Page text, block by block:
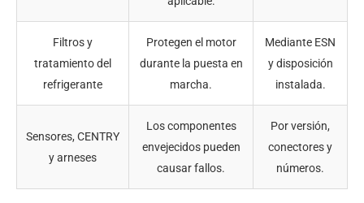
Filtros y
tratamiento del
refrigerante
Protegen el motor
durante la puesta en
marcha.
Mediante ESN
y disposición
instalada.
Sensores, CENTRY
y arneses
Los componentes
envejecidos pueden
causar fallos.
Por versión,
conectores y
números.